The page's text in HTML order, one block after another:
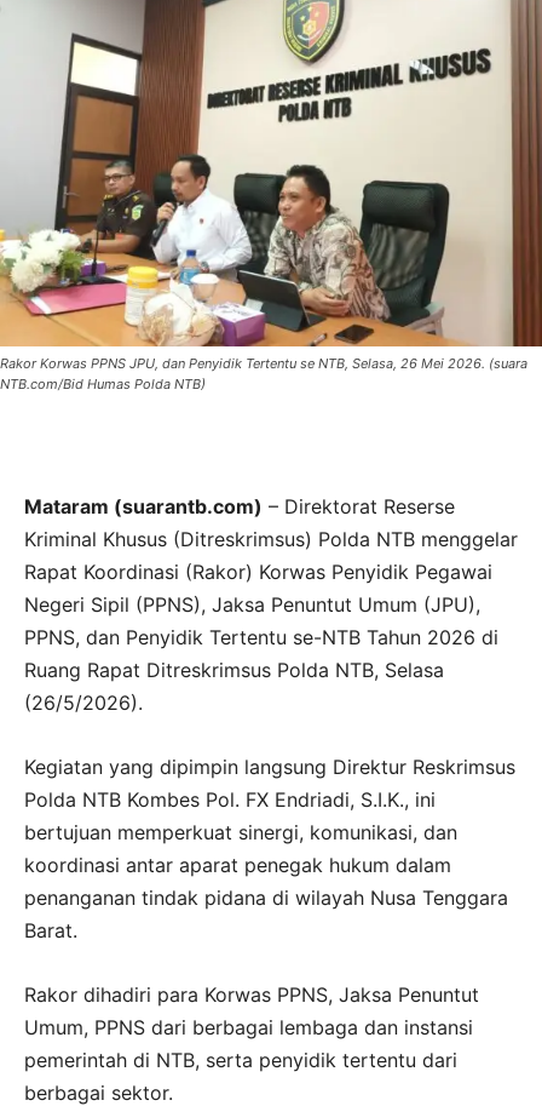
Rakor Korwas PPNS JPU, dan Penyidik Tertentu se NTB, Selasa, 26 Mei 2026. (suara
NTB.com/Bid Humas Polda NTB)
Mataram (suarantb.com) – Direktorat Reserse
Kriminal Khusus (Ditreskrimsus) Polda NTB menggelar
Rapat Koordinasi (Rakor) Korwas Penyidik Pegawai
Negeri Sipil (PPNS), Jaksa Penuntut Umum (JPU),
PPNS, dan Penyidik Tertentu se-NTB Tahun 2026 di
Ruang Rapat Ditreskrimsus Polda NTB, Selasa
(26/5/2026).
Kegiatan yang dipimpin langsung Direktur Reskrimsus
Polda NTB Kombes Pol. FX Endriadi, S.I.K., ini
bertujuan memperkuat sinergi, komunikasi, dan
koordinasi antar aparat penegak hukum dalam
penanganan tindak pidana di wilayah Nusa Tenggara
Barat.
Rakor dihadiri para Korwas PPNS, Jaksa Penuntut
Umum, PPNS dari berbagai lembaga dan instansi
pemerintah di NTB, serta penyidik tertentu dari
berbagai sektor.